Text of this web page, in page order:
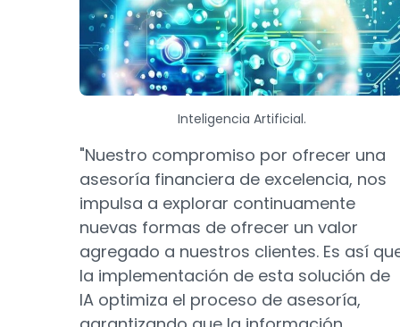
Inteligencia Artificial.
"Nuestro compromiso por ofrecer una
asesoría financiera de excelencia, nos
impulsa a explorar continuamente
nuevas formas de ofrecer un valor
agregado a nuestros clientes. Es así
la implementación de esta solución de
IA optimiza el proceso de asesoría,